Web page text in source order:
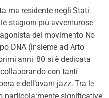
ma residente negli Stati
stagioni più avventurose
del movimento No
DNA (insieme ad Arto
anni ‘80 si è dedicata
con tanti
e dell’avant-jazz. Tra le
particolarmente significative